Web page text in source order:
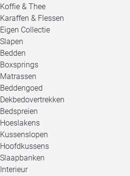
Koffie & Thee
Karaffen & Flessen
Eigen Collectie
Slapen
Bedden
Boxsprings
Matrassen
Beddengoed
Dekbedovertrekken
Bedspreien
Hoeslakens
Kussenslopen
Hoofdkussens
Slaapbanken
Interieur